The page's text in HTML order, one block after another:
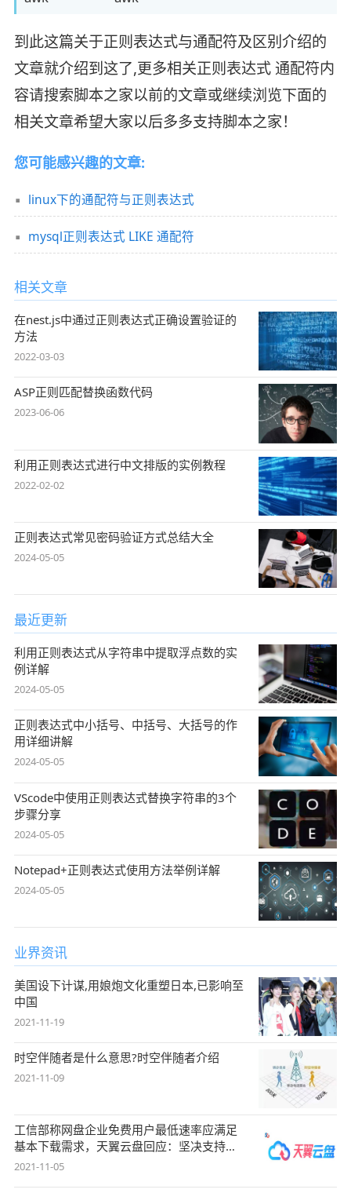
到此这篇关于正则表达式与通配符及区别介绍的
文章就介绍到这了,更多相关正则表达式 通配符内
容请搜索脚本之家以前的文章或继续浏览下面的
相关文章希望大家以后多多支持脚本之家！
您可能感兴趣的文章:
linux下的通配符与正则表达式
mysql正则表达式 LIKE 通配符
相关文章
在nest.js中通过正则表达式正确设置验证的
方法
2022-03-03
ASP正则匹配替换函数代码
2023-06-06
利用正则表达式进行中文排版的实例教程
2022-02-02
正则表达式常见密码验证方式总结大全
2024-05-05
最近更新
利用正则表达式从字符串中提取浮点数的实
例详解
2024-05-05
正则表达式中小括号、中括号、大括号的作
用详细讲解
2024-05-05
VScode中使用正则表达式替换字符串的3个
步骤分享
2024-05-05
Notepad+正则表达式使用方法举例详解
2024-05-05
业界资讯
美国设下计谋,用娘炮文化重塑日本,已影响至
中国
2021-11-19
时空伴随者是什么意思?时空伴随者介绍
2021-11-09
工信部称网盘企业免费用户最低速率应满足
基本下载需求，天翼云盘回应：坚决支持，
始终
2021-11-05